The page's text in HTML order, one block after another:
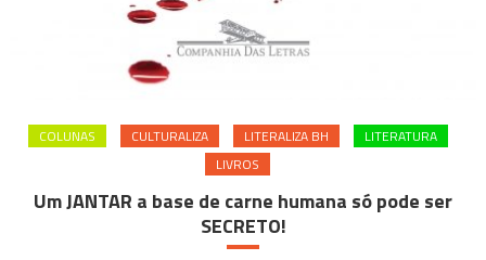
COLUNAS CULTURALIZA LITERALIZA BH
LITERATURA
LIVROS
Um JANTAR a base de carne humana só pode ser
SECRETO!